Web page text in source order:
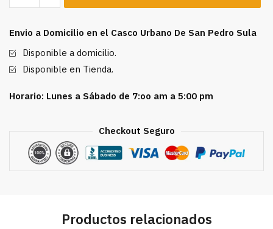
Dropp
cantidad
Envio a Domicilio en el Casco Urbano De San Pedro Sula
Disponible a domicilio.
Disponible en Tienda.
Horario: Lunes a Sábado de 7:oo am a 5:00 pm
Checkout Seguro
Productos relacionados